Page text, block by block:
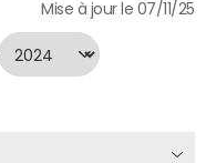
Mise à jour le 07/11/25